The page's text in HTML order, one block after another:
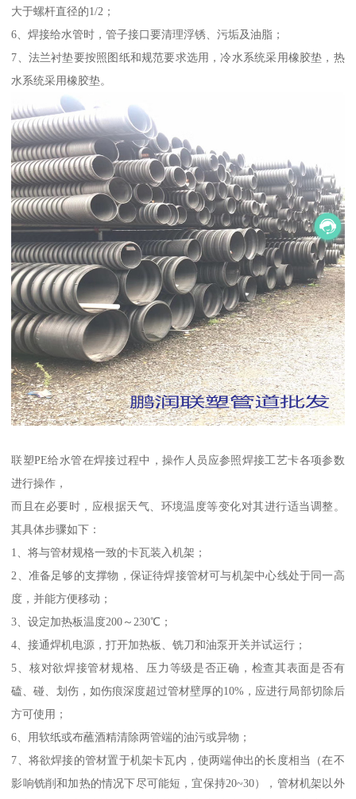
大于螺杆直径的1/2；
6、焊接给水管时，管子接口要清理浮锈、污垢及油脂；
7、法兰衬垫要按照图纸和规范要求选用，冷水系统采用橡胶垫，热
水系统采用橡胶垫。
联塑PE给水管在焊接过程中，操作人员应参照焊接工艺卡各项参数
进行操作，
而且在必要时，应根据天气、环境温度等变化对其进行适当调整。
其具体步骤如下：
1、将与管材规格一致的卡瓦装入机架；
2、准备足够的支撑物，保证待焊接管材可与机架中心线处于同一高
度，并能方便移动；
3、设定加热板温度200～230℃；
4、接通焊机电源，打开加热板、铣刀和油泵开关并试运行；
5、核对欲焊接管材规格、压力等级是否正确，检查其表面是否有
磕、碰、划伤，如伤痕深度超过管材壁厚的10%，应进行局部切除后
方可使用；
6、用软纸或布蘸酒精清除两管端的油污或异物；
7、将欲焊接的管材置于机架卡瓦内，使两端伸出的长度相当（在不
影响铣削和加热的情况下尽可能短，宜保持20~30），管材机架以外